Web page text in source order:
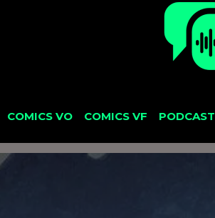
COMICS VO COMICS VF PODCAST